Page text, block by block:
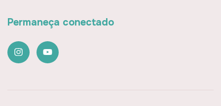
Permaneça conectado